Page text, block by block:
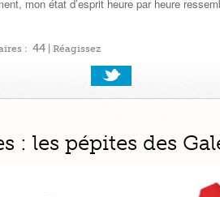
mon état d’esprit heure par heure
: 44| Réagissez
: les pépites des